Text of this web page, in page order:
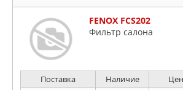
FENOX FCS202
Фильтр салона
Поставка Наличие